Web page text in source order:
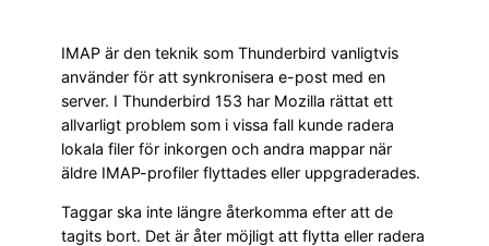
IMAP är den teknik som Thunderbird vanligtvis
använder för att synkronisera e-post med en
server. I Thunderbird 153 har Mozilla rättat ett
allvarligt problem som i vissa fall kunde radera
lokala filer för inkorgen och andra mappar när
äldre IMAP-profiler flyttades eller uppgraderades.
Taggar ska inte längre återkomma efter att de
tagits bort. Det är åter möjligt att flytta eller radera